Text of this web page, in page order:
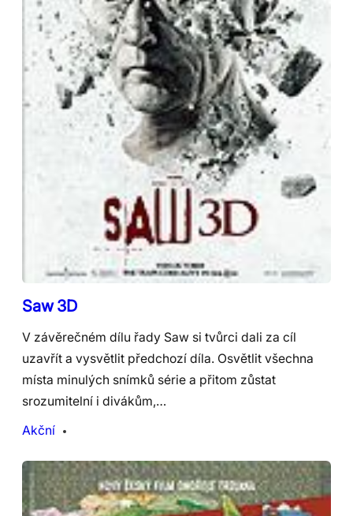
Saw 3D
V závěrečném dílu řady Saw si tvůrci dali za cíl
uzavřít a vysvětlit předchozí díla. Osvětlit všechna
místa minulých snímků série a přitom zůstat
srozumitelní i divákům,…
Akční